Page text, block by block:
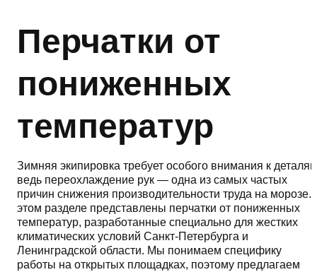
Перчатки от
пониженных
температур
Зимняя экипировка требует особого внимания к
ведь переохлаждение рук — одна из самых частых
причин снижения производительности труда на морозе.
этом разделе представлены перчатки от пониженных
температур, разработанные специально для жестких
климатических условий Санкт-Петербурга и
Ленинградской области. Мы понимаем специфику
работы на открытых площадках, поэтому предлагаем